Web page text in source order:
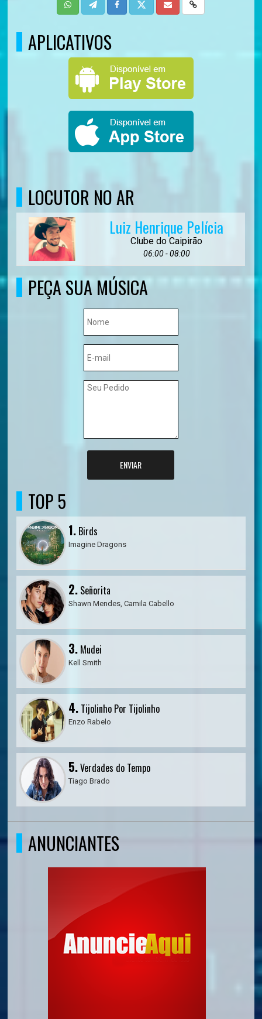
APLICATIVOS
LOCUTOR NO AR
Luiz Henrique Pelícia
Clube do Caipirão
06:00 - 08:00
PEÇA SUA MÚSICA
ENVIAR
TOP 5
1. Birds
Imagine Dragons
2. Señorita
Shawn Mendes, Camila Cabello
3. Mudei
Kell Smith
4. Tijolinho Por Tijolinho
Enzo Rabelo
5.Verdades do Tempo
Tiago Brado
ANUNCIANTES